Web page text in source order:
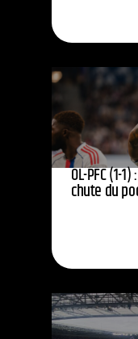
OL-PFC (1-
chute du